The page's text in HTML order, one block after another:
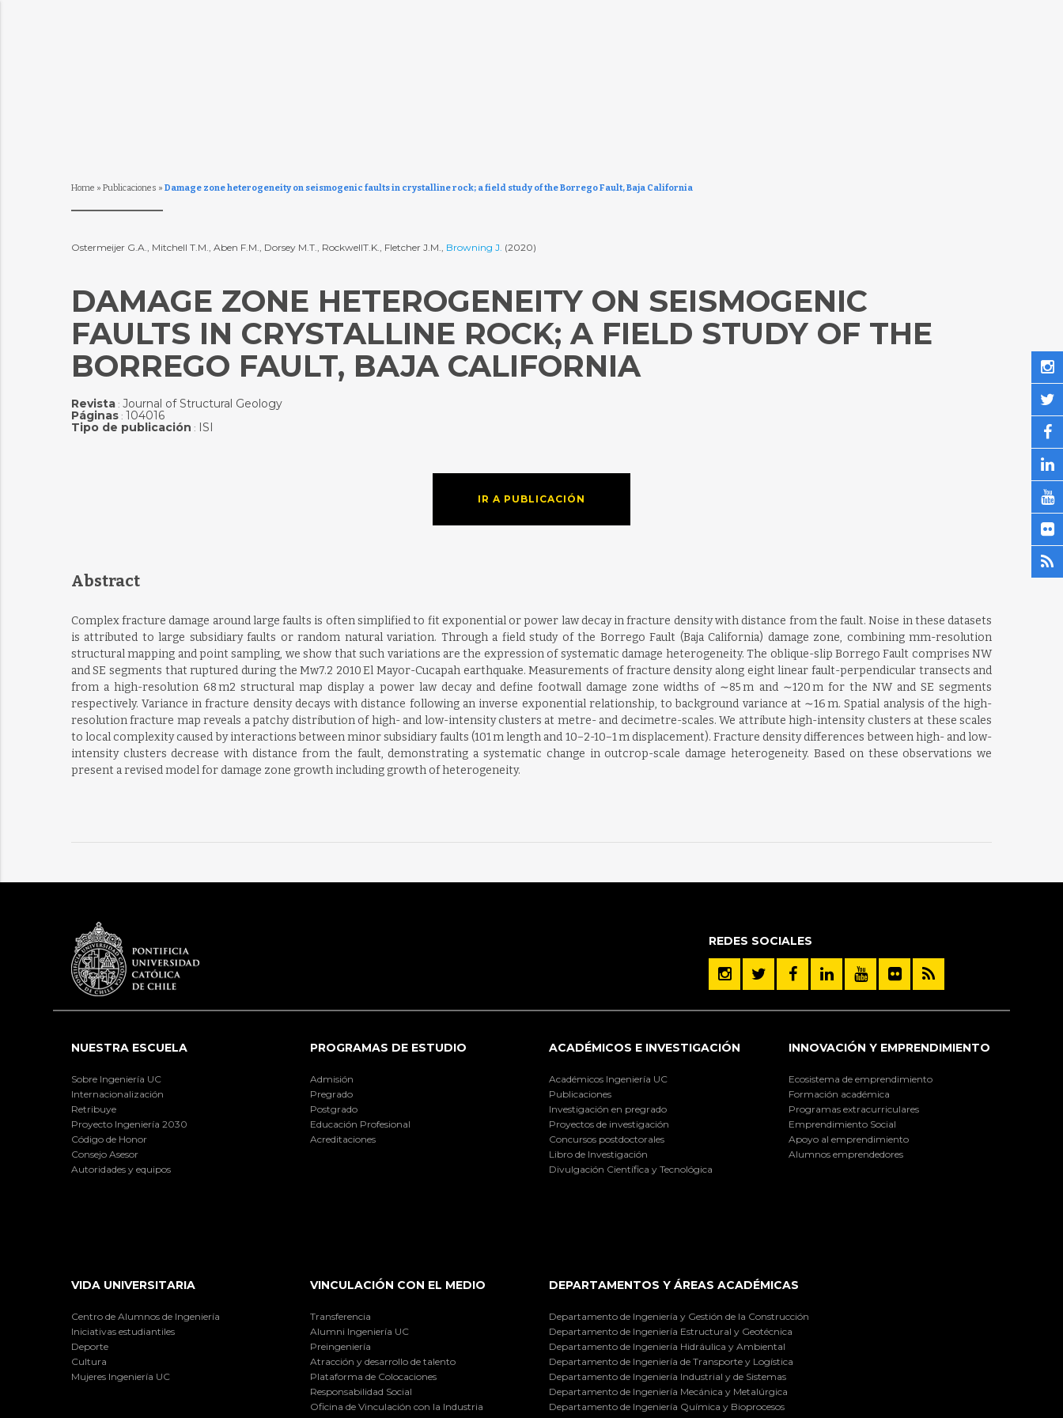
Home » Publicaciones » Damage zone heterogeneity on seismogenic faults in crystalline rock; a field study of the Borrego Fault, Baja California
Ostermeijer G.A., Mitchell T.M., Aben F.M., Dorsey M.T., RockwellT.K., Fletcher J.M., Browning J. (2020)
DAMAGE ZONE HETEROGENEITY ON SEISMOGENIC
FAULTS IN CRYSTALLINE ROCK; A FIELD STUDY OF THE
BORREGO FAULT, BAJA CALIFORNIA
Revista: Journal of Structural Geology
Páginas: 104016
Tipo de publicación : ISI
IR A PUBLICACIÓN
Abstract
Complex fracture damage around large faults is often simplified to fit exponential or power law decay in fracture density with distance from the fault. Noise in these datasets
is attributed to large subsidiary faults or random natural variation. Through a field study of the Borrego Fault (Baja California) damage zone, combining mm-resolution
structural mapping and point sampling, we show that such variations are the expression of systematic damage heterogeneity. The oblique-slip Borrego Fault comprises NW
and SE segments that ruptured during the Mw7.2 2010 El Mayor-Cucapah earthquake. Measurements of fracture density along eight linear fault-perpendicular transects and
from a high-resolution 68 m2 structural map display a power law decay and define footwall damage zone widths of ∼85 m and ∼120 m for the NW and SE segments
respectively. Variance in fracture density decays with distance following an inverse exponential relationship, to background variance at ∼16 m. Spatial analysis of the high-
resolution fracture map reveals a patchy distribution of high- and low-intensity clusters at metre- and decimetre-scales. We attribute high-intensity clusters at these scales
to local complexity caused by interactions between minor subsidiary faults (101 m length and 10−2-10−1 m displacement). Fracture density differences between high- and low-
intensity clusters decrease with distance from the fault, demonstrating a systematic change in outcrop-scale damage heterogeneity. Based on these observations we
present a revised model for damage zone growth including growth of heterogeneity.
REDES SOCIALES
NUESTRA ESCUELA
Sobre Ingeniería UC
Internacionalización
Retribuye
Proyecto Ingeniería 2030
Código de Honor
Consejo Asesor
Autoridades y equipos
PROGRAMAS DE ESTUDIO
Admisión
Pregrado
Postgrado
Educación Profesional
Acreditaciones
ACADÉMICOS E INVESTIGACIÓN
Académicos Ingeniería UC
Publicaciones
Investigación en pregrado
Proyectos de investigación
Concursos postdoctorales
Libro de Investigación
Divulgación Científica y Tecnológica
INNOVACIÓN Y EMPRENDIMIENTO
Ecosistema de emprendimiento
Formación académica
Programas extracurriculares
Emprendimiento Social
Apoyo al emprendimiento
Alumnos emprendedores
VIDA UNIVERSITARIA
Centro de Alumnos de Ingeniería
Iniciativas estudiantiles
Deporte
Cultura
Mujeres Ingeniería UC
VINCULACIÓN CON EL MEDIO
Transferencia
Alumni Ingeniería UC
Preingeniería
Atracción y desarrollo de talento
Plataforma de Colocaciones
Responsabilidad Social
Oficina de Vinculación con la Industria
DEPARTAMENTOS Y ÁREAS ACADÉMICAS
Departamento de Ingeniería y Gestión de la Construcción
Departamento de Ingeniería Estructural y Geotécnica
Departamento de Ingeniería Hidráulica y Ambiental
Departamento de Ingeniería de Transporte y Logística
Departamento de Ingeniería Industrial y de Sistemas
Departamento de Ingeniería Mecánica y Metalúrgica
Departamento de Ingeniería Química y Bioprocesos